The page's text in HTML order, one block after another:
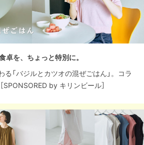
卓を、ちょっと特別に。
「バジルとカツオの混ぜごはん」。コラ
SPONSORED by キリンビール］